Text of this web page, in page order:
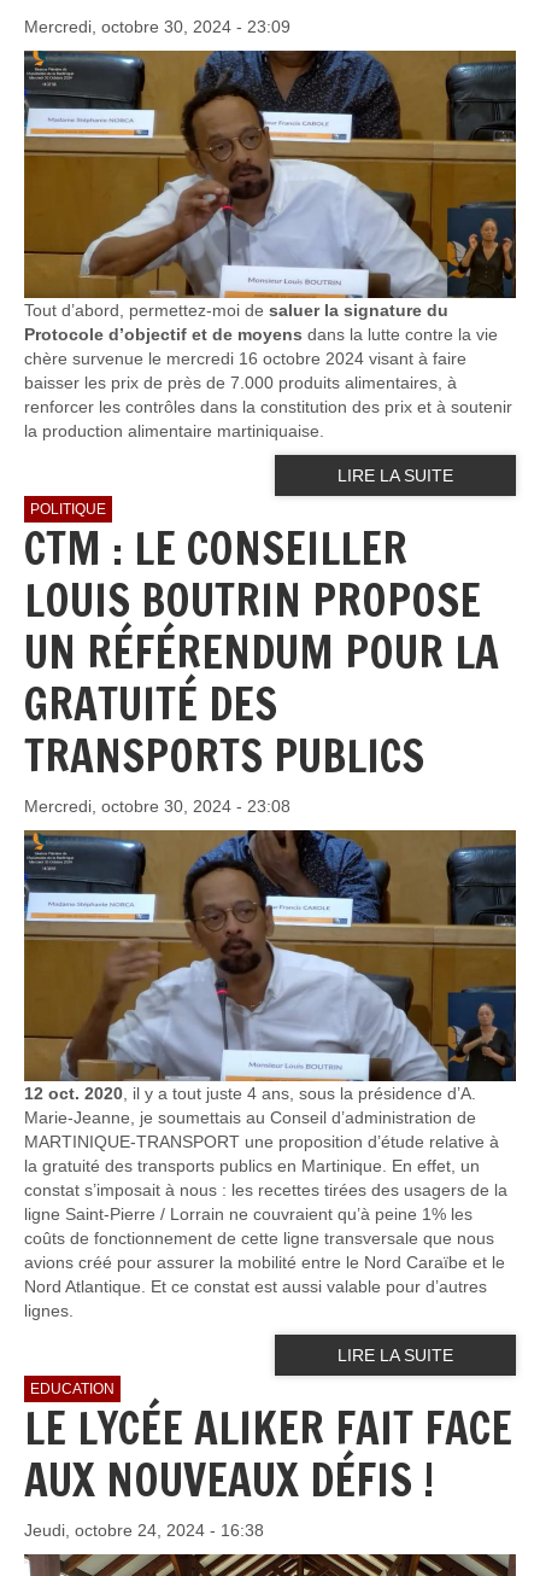
Mercredi, octobre 30, 2024 - 23:09
Tout d’abord, permettez-moi de saluer la signature du
Protocole d’objectif et de moyens dans la lutte contre la vie
chère survenue le mercredi 16 octobre 2024 visant à faire
baisser les prix de près de 7.000 produits alimentaires, à
renforcer les contrôles dans la constitution des prix et à soutenir
la production alimentaire martiniquaise.
LIRE LA SUITE
POLITIQUE
CTM : LE CONSEILLER
LOUIS BOUTRIN PROPOSE
UN RÉFÉRENDUM POUR LA
GRATUITÉ DES
TRANSPORTS PUBLICS
Mercredi, octobre 30, 2024 - 23:08
12 oct. 2020 , il y a tout juste 4 ans, sous la présidence d’A.
Marie-Jeanne, je soumettais au Conseil d’administration de
MARTINIQUE-TRANSPORT une proposition d’étude relative à
la gratuité des transports publics en Martinique. En effet, un
constat s’imposait à nous : les recettes tirées des usagers de la
ligne Saint-Pierre / Lorrain ne couvraient qu’à peine 1% les
coûts de fonctionnement de cette ligne transversale que nous
avions créé pour assurer la mobilité entre le Nord Caraïbe et le
Nord Atlantique. Et ce constat est aussi valable pour d’autres
lignes.
LIRE LA SUITE
EDUCATION
LE LYCÉE ALIKER FAIT FACE
AUX NOUVEAUX DÉFIS !
Jeudi, octobre 24, 2024 - 16:38